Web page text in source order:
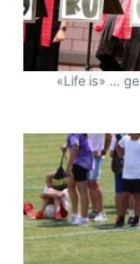
«Life is» …